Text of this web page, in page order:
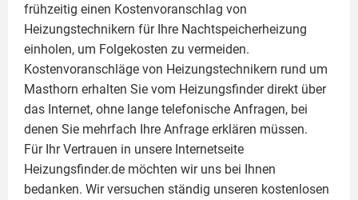
frühzeitig einen Kostenvoranschlag von
Heizungstechnikern für Ihre Nachtspeicherheizung
einholen, um Folgekosten zu vermeiden.
Kostenvoranschläge von Heizungstechnikern rund um
Masthorn erhalten Sie vom Heizungsfinder direkt über
das Internet, ohne lange telefonische Anfragen, bei
denen Sie mehrfach Ihre Anfrage erklären müssen.
Für Ihr Vertrauen in unsere Internetseite
Heizungsfinder.de möchten wir uns bei Ihnen
bedanken. Wir versuchen ständig unseren kostenlosen